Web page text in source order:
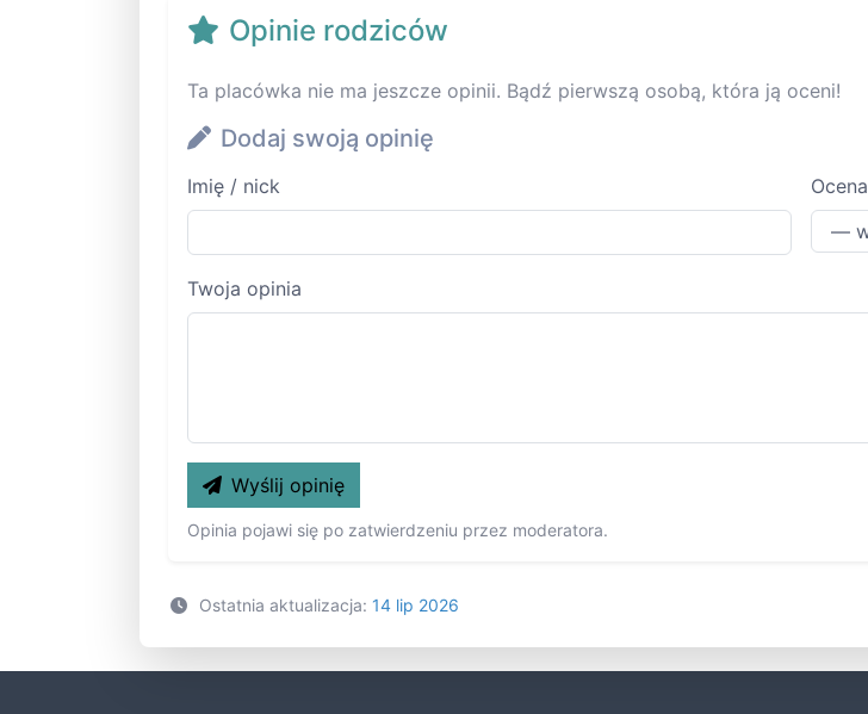
Opinie rodziców
Ta placówka nie ma jeszcze opinii. Bądź pierwszą osobą, która ją oceni!
Dodaj swoją opinię
Imię / nick Ocena
Twoja opinia
Wyślij opinię
Opinia pojawi się po zatwierdzeniu przez moderatora.
Ostatnia aktualizacja: 14 lip 2026